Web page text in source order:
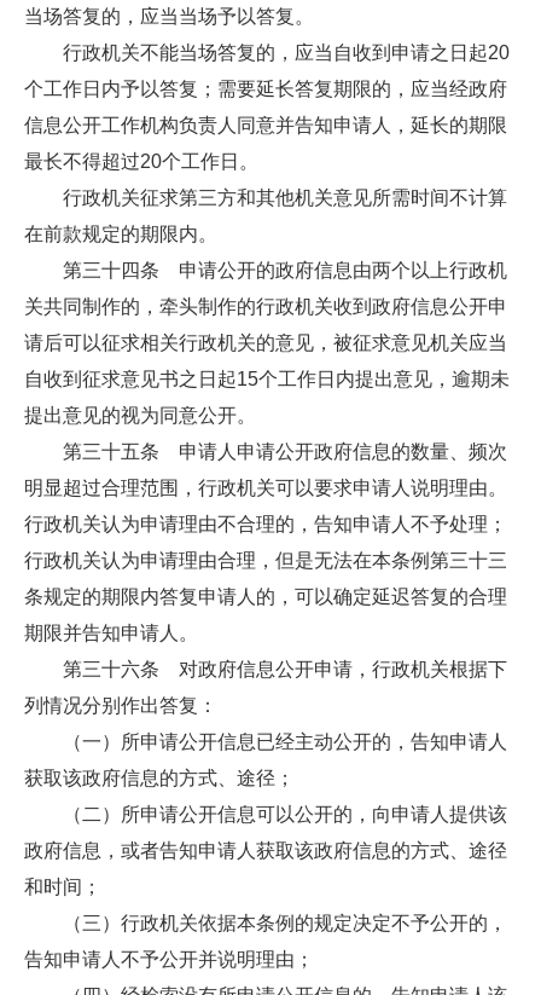
当场答复的，应当当场予以答复。
行政机关不能当场答复的，应当自收到申请之日起20
个工作日内予以答复；需要延长答复期限的，应当经政府
信息公开工作机构负责人同意并告知申请人，延长的期限
最长不得超过20个工作日。
行政机关征求第三方和其他机关意见所需时间不计算
在前款规定的期限内。
第三十四条 申请公开的政府信息由两个以上行政机
关共同制作的，牵头制作的行政机关收到政府信息公开申
请后可以征求相关行政机关的意见，被征求意见机关应当
自收到征求意见书之日起15个工作日内提出意见，逾期未
提出意见的视为同意公开。
第三十五条 申请人申请公开政府信息的数量、频次
明显超过合理范围，行政机关可以要求申请人说明理由。
行政机关认为申请理由不合理的，告知申请人不予处理；
行政机关认为申请理由合理，但是无法在本条例第三十三
条规定的期限内答复申请人的，可以确定延迟答复的合理
期限并告知申请人。
第三十六条 对政府信息公开申请，行政机关根据下
列情况分别作出答复：
（一）所申请公开信息已经主动公开的，告知申请人
获取该政府信息的方式、途径；
（二）所申请公开信息可以公开的，向申请人提供该
政府信息，或者告知申请人获取该政府信息的方式、途径
和时间；
（三）行政机关依据本条例的规定决定不予公开的，
告知申请人不予公开并说明理由；